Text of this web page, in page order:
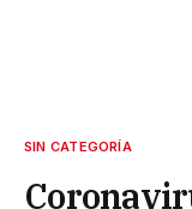
SIN CATEGORÍA